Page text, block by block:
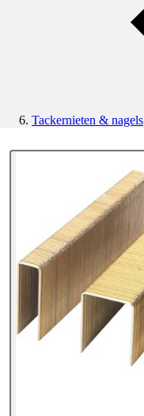
Tackernieten & nagels